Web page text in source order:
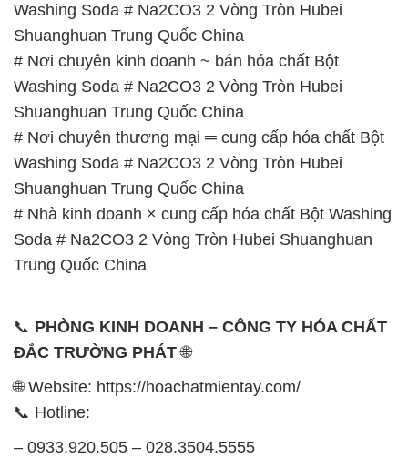
Washing Soda # Na2CO3 2 Vòng Tròn Hubei
Shuanghuan Trung Quốc China
# Nơi chuyên kinh doanh ~ bán hóa chất Bột
Washing Soda # Na2CO3 2 Vòng Tròn Hubei
Shuanghuan Trung Quốc China
# Nơi chuyên thương mại ═ cung cấp hóa chất Bột
Washing Soda # Na2CO3 2 Vòng Tròn Hubei
Shuanghuan Trung Quốc China
# Nhà kinh doanh × cung cấp hóa chất Bột Washing
Soda # Na2CO3 2 Vòng Tròn Hubei Shuanghuan
Trung Quốc China
📞 PHÒNG KINH DOANH – CÔNG TY HÓA CHẤT
ĐẮC TRƯỜNG PHÁT🌐
🌐 Website: https://hoachatmientay.com/
📞 Hotline:
– 0933.920.505 – 028.3504.5555